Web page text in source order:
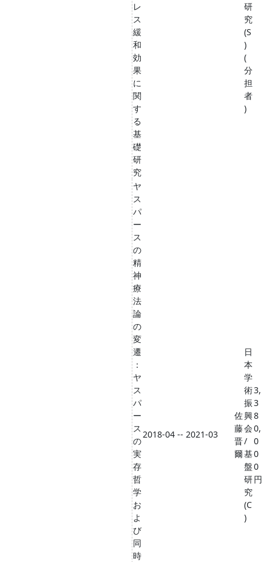
レ
ス
緩
和
効
果
に
関
す
る
基
礎
研
究
研
究
(S
)
(
分
担
者
)
ヤ
ス
パ
ー
ス
の
精
神
療
法
論
の
変
遷
：
ヤ
ス
パ
ー
ス
の
実
存
哲
学
お
よ
び
同
時
2018-04 -- 2021-03
佐
藤
晋
爾
日
本
学
術
振
興
会
/
基
盤
研
究
(C
)
3,
3
8
0,
0
0
0
円